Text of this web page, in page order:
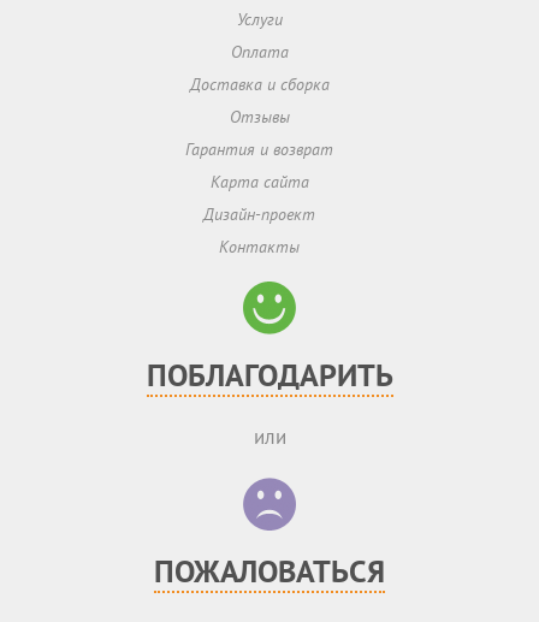
Услуги
Оплата
Доставка и сборка
Отзывы
Гарантия и возврат
Карта сайта
Дизайн-проект
Контакты
ПОБЛАГОДАРИТЬ
или
ПОЖАЛОВАТЬСЯ